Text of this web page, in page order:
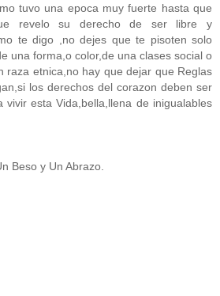
tuvo una epoca muy fuerte hasta que
revelo su derecho de ser libre y
te digo ,no dejes que te pisoten solo
una forma,o color,de una clases social o
raza etnica,no hay que dejar que Reglas
los derechos del corazon deben ser
vivir esta Vida,bella,llena de inigualables
Beso y Un Abrazo.